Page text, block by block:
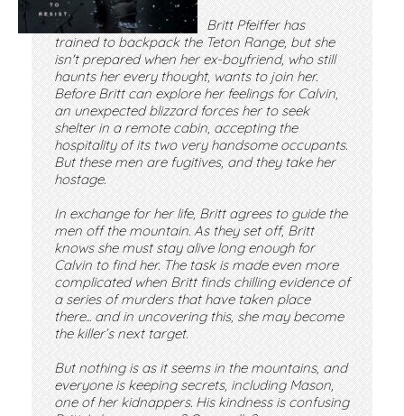
Britt Pfeiffer has
trained to backpack the Teton Range, but she
isn't prepared when her ex-boyfriend, who still
haunts her every thought, wants to join her.
Before Britt can explore her feelings for Calvin,
an unexpected blizzard forces her to seek
shelter in a remote cabin, accepting the
hospitality of its two very handsome occupants.
But these men are fugitives, and they take her
hostage.
In exchange for her life, Britt agrees to guide the
men off the mountain. As they set off, Britt
knows she must stay alive long enough for
Calvin to find her. The task is made even more
complicated when Britt finds chilling evidence of
a series of murders that have taken place
there... and in uncovering this, she may become
the killer’s next target.
But nothing is as it seems in the mountains, and
everyone is keeping secrets, including Mason,
one of her kidnappers. His kindness is confusing